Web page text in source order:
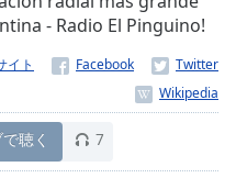
- Radio El Pinguino!
イト
聴く 7